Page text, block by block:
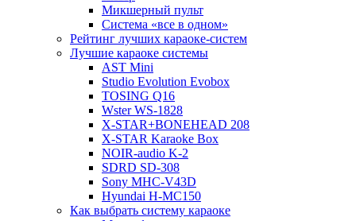
Микшерный пульт
Система «все в одном»
Рейтинг лучших караоке-систем
Лучшие караоке системы
AST Mini
Studio Evolution Evobox
TOSING Q16
Wster WS-1828
X-STAR+BONEHEAD 208
X-STAR Karaoke Box
NOIR-audio K-2
SDRD SD-308
Sony MHC-V43D
Hyundai H-MC150
Как выбрать систему караоке